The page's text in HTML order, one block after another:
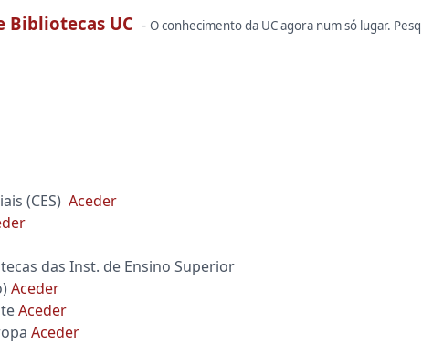
Bibliotecas UC - O conhecimento da UC agora num só lugar.
(CES) Aceder
das Inst. de Ensino Superior
Aceder
Aceder
Aceder